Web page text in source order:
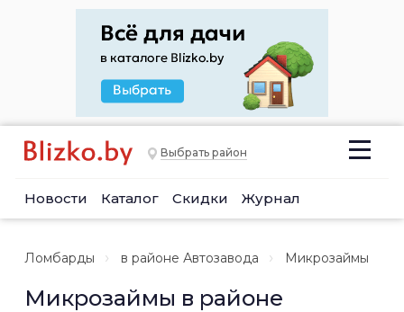
Выбрать район
Новости Каталог Скидки Журнал
Ломбарды в районе Автозавода Микрозаймы
Микрозаймы в районе